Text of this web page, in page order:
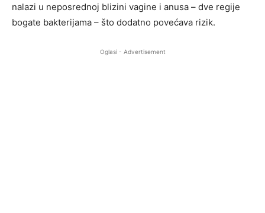
nalazi u neposrednoj blizini vagine i anusa – dve regije
bogate bakterijama – što dodatno povećava rizik.
Oglasi - Advertisement